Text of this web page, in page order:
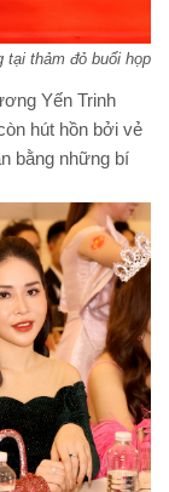
tại thảm đỏ buổi họp
Yến Trinh
hút hồn bởi vẻ
bằng những bí